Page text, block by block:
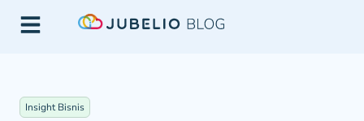
Insight Bisnis